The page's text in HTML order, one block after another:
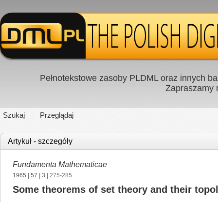
Pełnotekstowe zasoby PLDML oraz innych
Zapraszamy
Szukaj Przeglądaj
Artykuł - szczegóły
Fundamenta Mathematicae
1965 57 3 | 275-285
Some theorems of set theory and their